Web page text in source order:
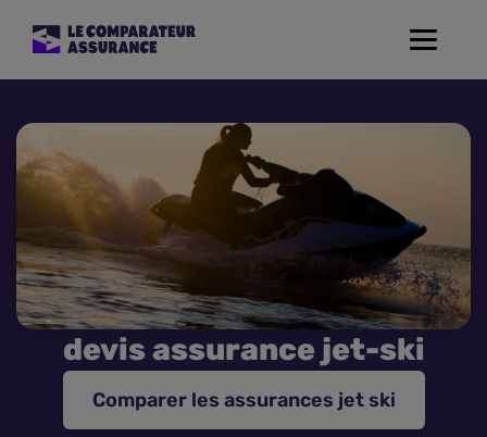
Toggle
Mutuelle Santé
Assurance Moto
Assurance Habitation
Assurance de prêt
devis assurance jet-ski
Comparer les assurances jet ski